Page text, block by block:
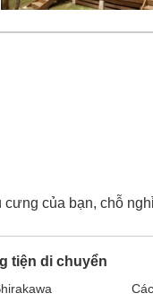
của bạn, chỗ
tiện di chuyển